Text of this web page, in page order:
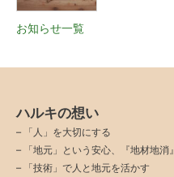
お知らせ一覧
ハルキの想い
–
「人」を大切にする
–
「地元」という安心、『地材地消』
–
「技術」で人と地元を活かす